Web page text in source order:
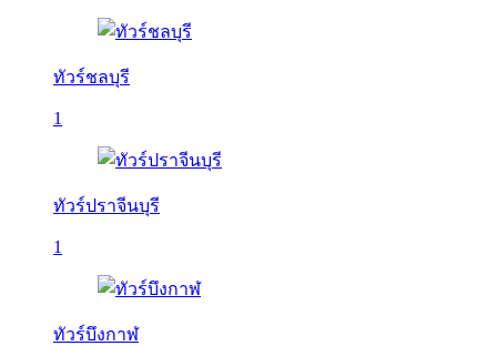
ทัวร์ชลบุรี
1
ทัวร์ปราจีนบุรี
1
ทัวร์บึงกาฬ